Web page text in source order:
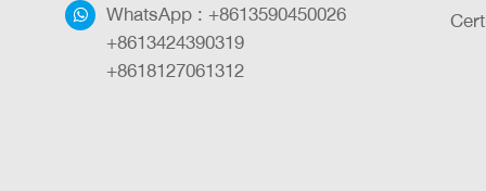
WhatsApp : +8613590450026
+8613424390319
+8618127061312